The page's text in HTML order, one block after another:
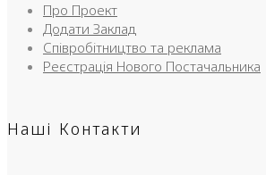
Про Проект
Додати Заклад
Співробітництво та реклама
Реєстрація Нового Постачальника
Наші Контакти